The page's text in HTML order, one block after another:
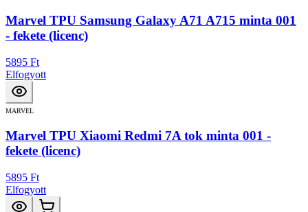
Marvel TPU Samsung Galaxy A71 A715 minta 001
- fekete (licenc)
5895 Ft
Elfogyott
MARVEL
Marvel TPU Xiaomi Redmi 7A tok minta 001 -
fekete (licenc)
5895 Ft
Elfogyott